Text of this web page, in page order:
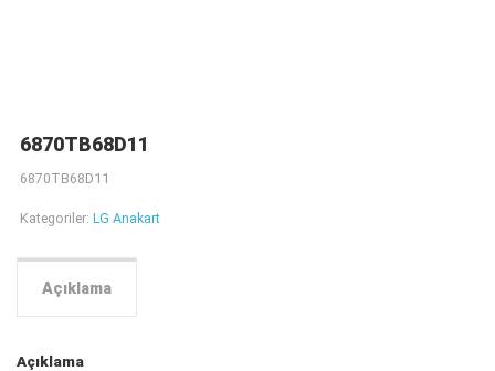
6870TB68D11
6870TB68D11
Kategoriler: LG Anakart
Açıklama
Açıklama